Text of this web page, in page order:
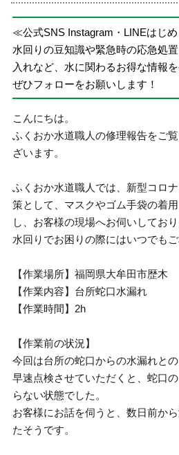
≪公式SNS Instagram・LINEはじ
水回りの豆知識や緊急時の応急処
入れなど、水に関わるお得な情報
ぜひフォローをお願いします！
こんにちは。
ふくおか水道職人の修理報告をご
ざいます。
ふくおか水道職人では、新型コロ
策として、マスクやゴム手袋の着
し、お客様の現場へお伺いしており
水回りでお困りの際にはいつでもご
【作業場所】福岡県大牟田市歴木
【作業内容】台所蛇口水漏れ
【作業時間】2h
【作業前の状況】
今回は台所の蛇口からの水漏れとの
早速点検させていただくと、蛇口
らない状態でした。
お客様にお話を伺うと、数日前か
たそうです。